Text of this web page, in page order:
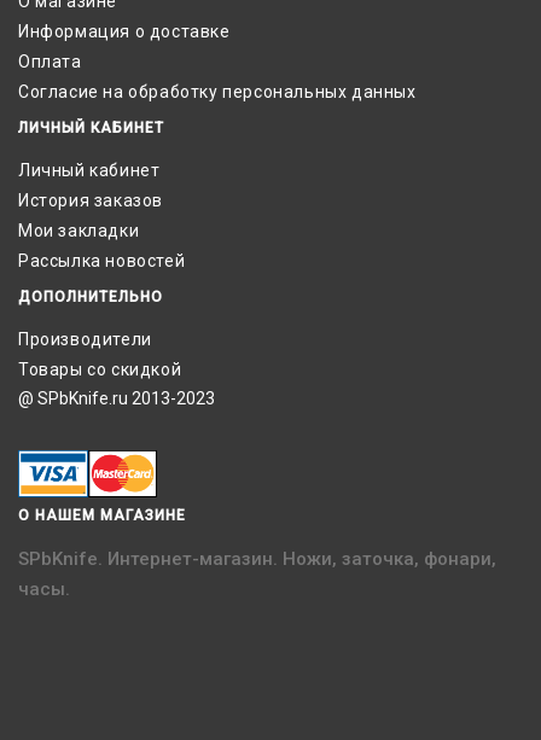
Информация о доставке
Оплата
Согласие на обработку персональных данных
ЛИЧНЫЙ КАБИНЕТ
Личный кабинет
История заказов
Мои закладки
Рассылка новостей
ДОПОЛНИТЕЛЬНО
Производители
Товары со скидкой
@ SPbKnife.ru 2013-2023
О НАШЕМ МАГАЗИНЕ
SPbKnife. Интернет-магазин. Ножи, заточка, фонари,
часы.